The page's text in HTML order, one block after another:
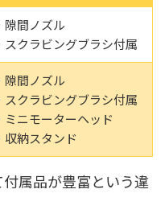
隙間ノズル
スクラビングブラシ付属
隙間ノズル
スクラビングブラシ付属
ミニモーターヘッド
収納スタンド
属品が豊富という違